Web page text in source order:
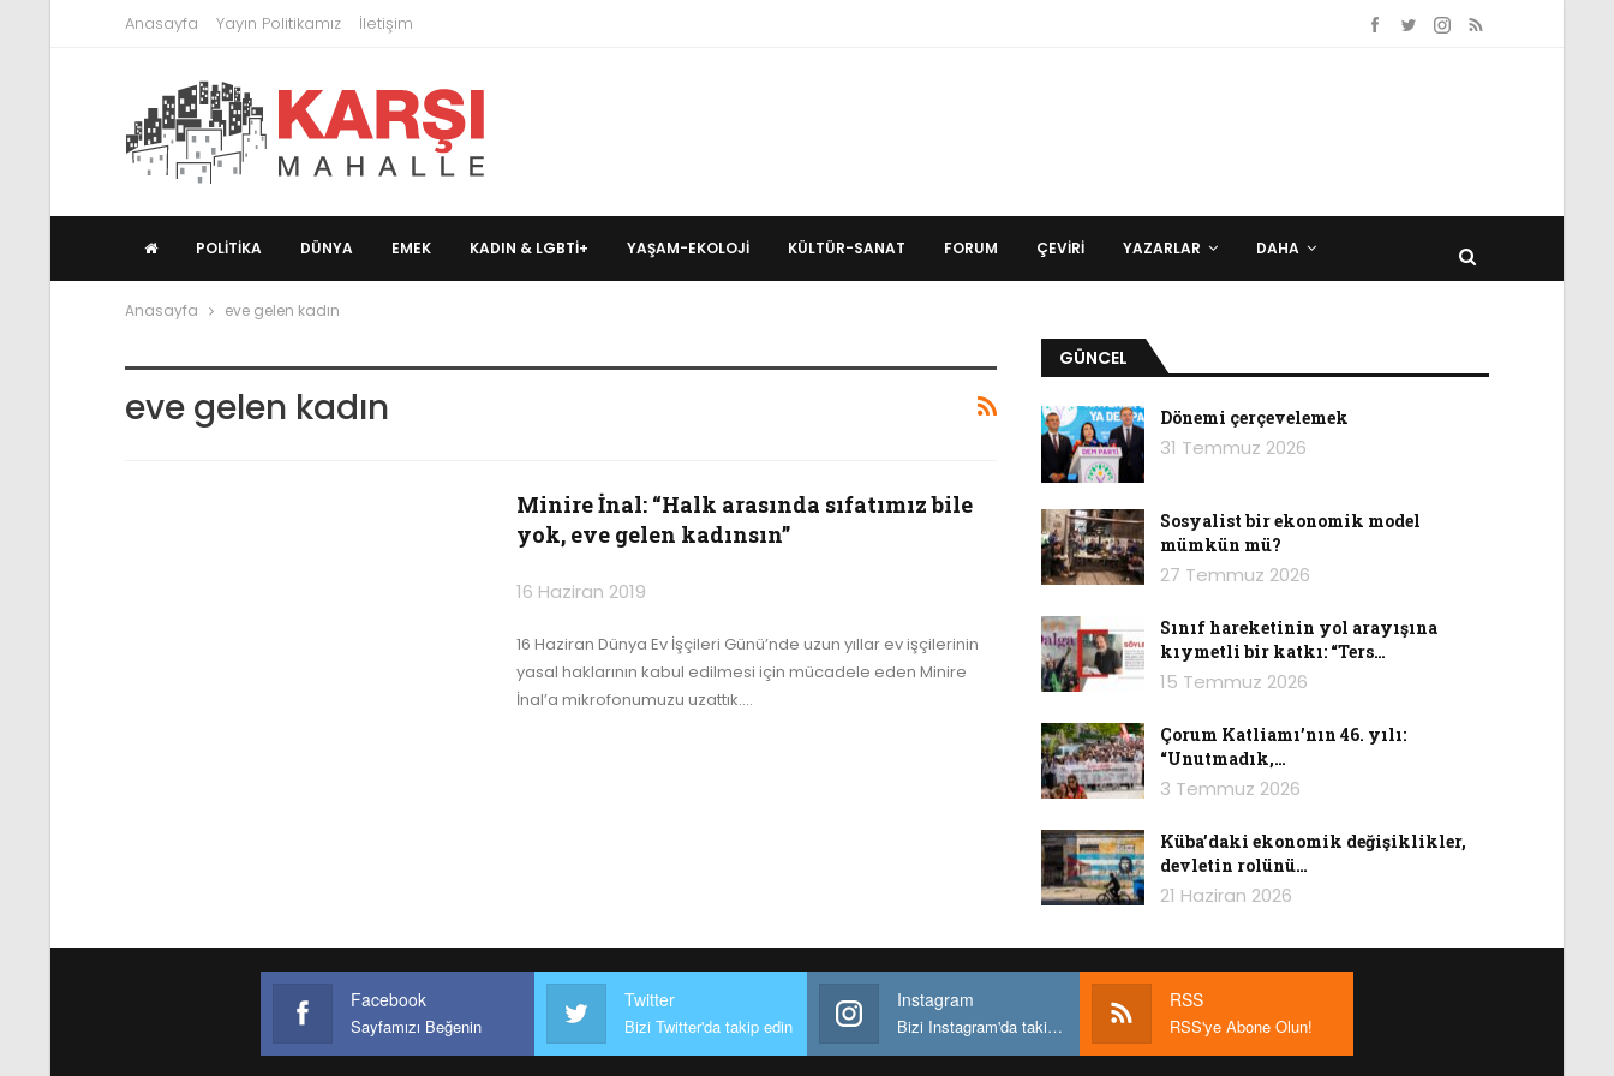
Anasayfa Yayın Politikamız İletişim
POLITIKA DÜNYA EMEK KADIN & LGBTİ+ YAŞAM-EKOLOJI KÜLTÜR-SANAT FORUM ÇEVIRI YAZARLAR DAHA
Anasayfa eve gelen kadın
eve gelen kadın
Minire İnal: “Halk arasında sıfatımız bile
yok, eve gelen kadınsın”
16 Haziran 2019
16 Haziran Dünya Ev İşçileri Günü’nde uzun yıllar ev işçilerinin
yasal haklarının kabul edilmesi için mücadele eden Minire
İnal’a mikrofonumuzu uzattık.…
GÜNCEL
Dönemi çerçevelemek
31 Temmuz 2026
Sosyalist bir ekonomik model
mümkün mü?
27 Temmuz 2026
Sınıf hareketinin yol arayışına
kıymetli bir katkı: “Ters…
15 Temmuz 2026
Çorum Katliamı’nın 46. yılı:
“Unutmadık,…
3 Temmuz 2026
Küba’daki ekonomik değişiklikler,
devletin rolünü…
21 Haziran 2026
Facebook
Sayfamızı Beğenin
Twitter
Bizi Twitter'da takip edin
Instagram
Bizi Instagram'da takip edin
RSS
RSS'ye Abone Olun!